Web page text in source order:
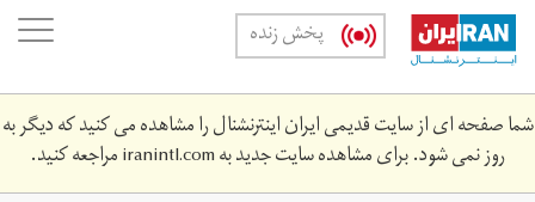
Skip
main
content
پخش زنده
شما صفحه ای از سایت قدیمی ایران اینترنشنال را مشاهده می کنید که دیگر به
روز نمی شود. برای مشاهده سایت جدید بهiranintl.comمراجعه کنید.